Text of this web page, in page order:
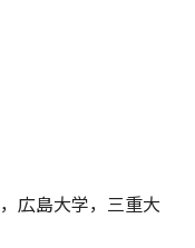
広島大学，三重大